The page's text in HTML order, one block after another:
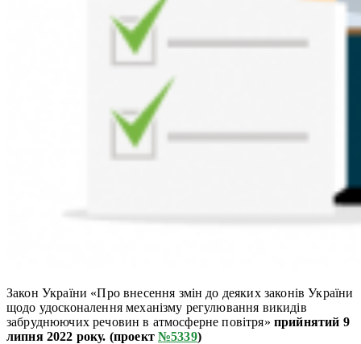
Закон України «Про внесення змін до деяких законів України
щодо удосконалення механізму регулювання викидів
забруднюючих речовин в атмосферне повітря» прийнятий 9
липня 2022 року. (проект №5339)